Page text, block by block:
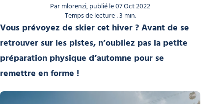
Par mlorenzi, publié le 07 Oct 2022
Temps de lecture : 3 min.
Vous prévoyez de skier cet hiver ? Avant de se
retrouver sur les pistes, n’oubliez pas la petite
préparation physique d’automne pour se
remettre en forme !